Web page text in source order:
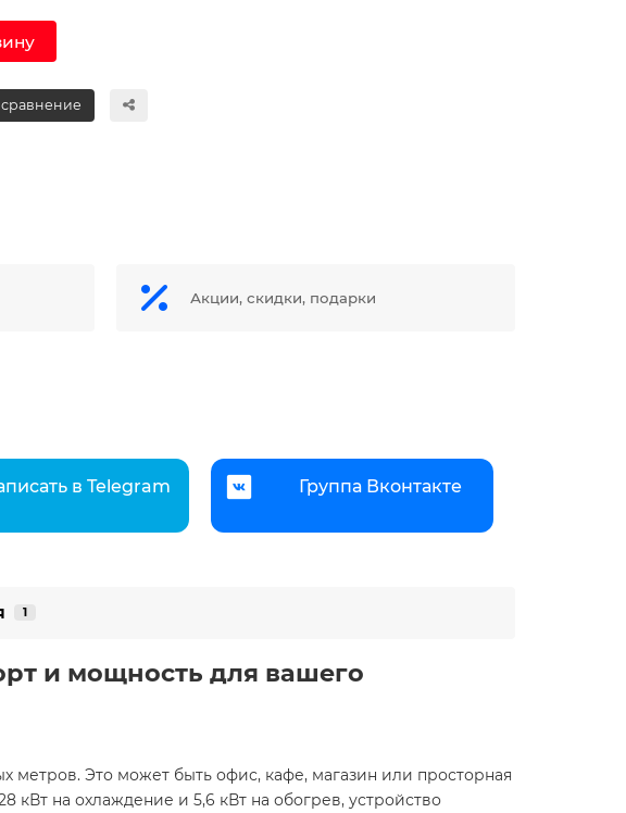
Акции, скидки, подарки
в Telegram Группа Вконтакте
1
и мощность для вашего
метров. Это может быть офис, кафе, магазин или просторная
кВт на охлаждение и 5,6 кВт на обогрев, устройство